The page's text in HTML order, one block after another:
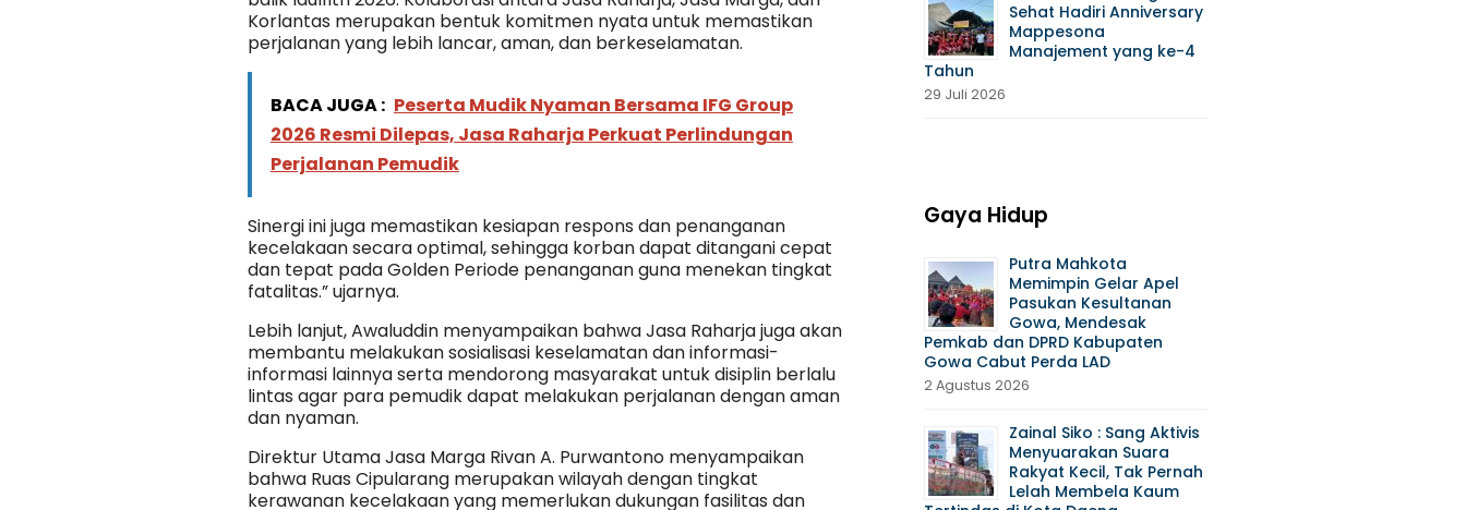
Korlantas merupakan bentuk komitmen nyata untuk memastikan
perjalanan yang lebih lancar, aman, dan berkeselamatan.
BACA JUGA : Peserta Mudik Nyaman Bersama IFG Group
2026 Resmi Dilepas, Jasa Raharja Perkuat Perlindungan
Perjalanan Pemudik
Sinergi ini juga memastikan kesiapan respons dan penanganan
kecelakaan secara optimal, sehingga korban dapat ditangani cepat
dan tepat pada Golden Periode penanganan guna menekan tingkat
fatalitas.” ujarnya.
Lebih lanjut, Awaluddin menyampaikan bahwa Jasa Raharja juga akan
membantu melakukan sosialisasi keselamatan dan informasi-
informasi lainnya serta mendorong masyarakat untuk disiplin berlalu
lintas agar para pemudik dapat melakukan perjalanan dengan aman
dan nyaman.
Direktur Utama Jasa Marga Rivan A. Purwantono menyampaikan
bahwa Ruas Cipularang merupakan wilayah dengan tingkat
kerawanan kecelakaan yang memerlukan dukungan fasilitas dan
Sehat Hadiri Anniversary
Mappesona
Manajement yang ke-4
Tahun
29 Juli 2026
Gaya Hidup
Putra Mahkota
Memimpin Gelar Apel
Pasukan Kesultanan
Gowa, Mendesak
Pemkab dan DPRD Kabupaten
Gowa Cabut Perda LAD
2 Agustus 2026
Zainal Siko : Sang Aktivis
Menyuarakan Suara
Rakyat Kecil, Tak Pernah
Lelah Membela Kaum